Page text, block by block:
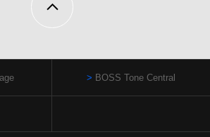
BOSS Tone Central